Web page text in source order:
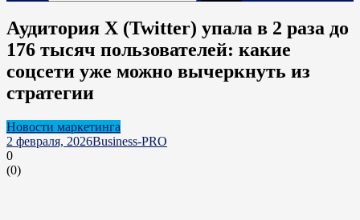
Аудитория X (Twitter) упала в 2 раза до
176 тысяч пользователей: какие
соцсети уже можно вычеркнуть из
стратегии
Новости маркетинга
2 февраля, 2026Business-PRO
0
(0)